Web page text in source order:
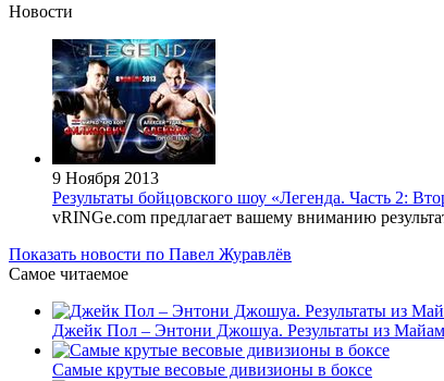
Новости
9 Ноября 2013
Результаты бойцовского шоу «Легенда. Часть 2:
vRINGe.com предлагает вашему вниманию
Показать новости по Павел Журавлёв
Самое читаемое
Джейк Пол – Энтони Джошуа. Результаты из
Самые крутые весовые дивизионы в боксе